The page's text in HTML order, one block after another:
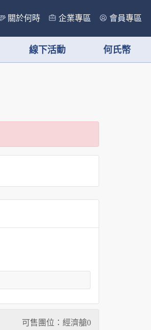
關於何時 企業專區 會員專區
線下活動 何氏幣
可售團位：經濟艙0